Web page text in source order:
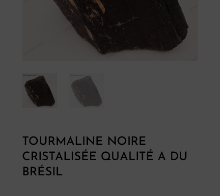
Pierres
TOURMALINE NOIRE
CRISTALISÉE QUALITÉ A DU
BRÉSIL